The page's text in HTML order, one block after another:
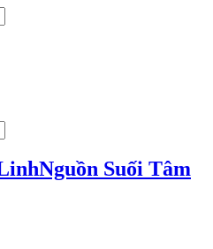
Nguồn Suối Tâm